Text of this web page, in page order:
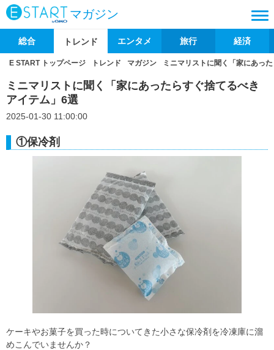
マガジン
総合 トレンド エンタメ 旅行 経済
E START トップページ トレンド マガジン ミニマリストに聞く「家にあっ
ミニマリストに聞く「家にあったらすぐ捨てるべき
アイテム」6選
2025-01-30 11:00:00
①保冷剤
ケーキやお菓子を買った時についてきた小さな保冷剤を冷凍庫に溜
めこんでいませんか？